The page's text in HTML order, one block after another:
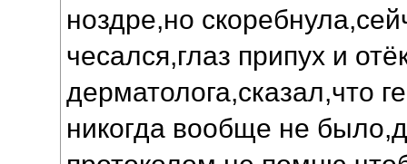
ноздре,но
чесался,глаз припух и
дерматолога,сказал,что
никогда вообще не